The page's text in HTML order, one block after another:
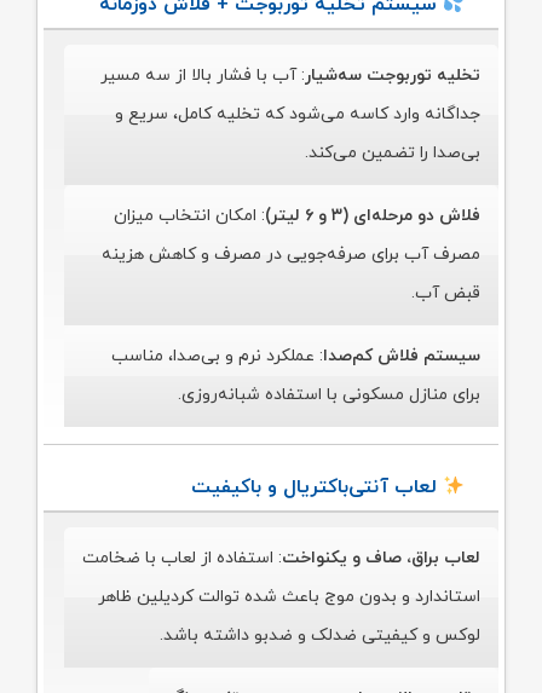
سیستم تخلیه توربوجت + فلاش دوزمانه
تخلیه توربوجت سه‌شیار: آب با فشار بالا از سه مسیر
جداگانه وارد کاسه می‌شود که تخلیه کامل، سریع و
بی‌صدا را تضمین می‌کند.
فلاش دو مرحله‌ای (۳ و ۶ لیتر)
: امکان انتخاب میزان
مصرف آب برای صرفه‌جویی در مصرف و کاهش هزینه
قبض آب.
سیستم فلاش کم‌صدا: عملکرد نرم و بی‌صدا، مناسب
برای منازل مسکونی با استفاده شبانه‌روزی.
لعاب آنتی‌باکتریال و باکیفیت
لعاب براق، صاف و یکنواخت: استفاده از لعاب با ضخامت
استاندارد و بدون موج باعث شده توالت کردیلین ظاهر
لوکس و کیفیتی ضدلک و ضدبو داشته باشد.